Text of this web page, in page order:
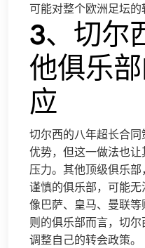
可能对整个欧洲足坛的
3、切尔
他俱乐
应
切尔西的八年超长合
优势，但这一做法也
压力。其他顶级俱乐
谨慎的俱乐部，可能
像巴萨、皇马、曼联
则的俱乐部而言，切
调整自己的转会政策。